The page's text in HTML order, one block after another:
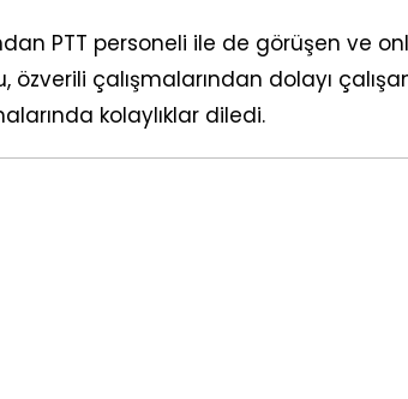
PTT personeli ile de görüşen ve
özverili çalışmalarından dolayı
kolaylıklar diledi.